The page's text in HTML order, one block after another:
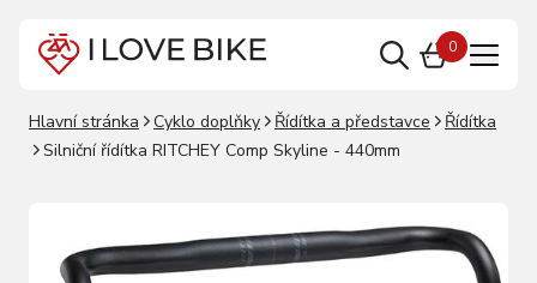
0
Hlavní stránka Cyklo doplňky Řídítka a představce
Řídítka
Silniční řídítka RITCHEY Comp Skyline - 440mm